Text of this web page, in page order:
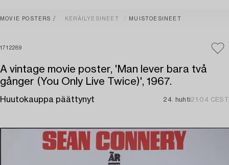
MOVIE POSTERS KERÄILYESINEET MUISTOESINEET
1712289
A vintage movie poster, 'Man lever bara två
gånger (You Only Live Twice)', 1967.
Huutokauppa päättynyt 24. huhti21:04 CEST